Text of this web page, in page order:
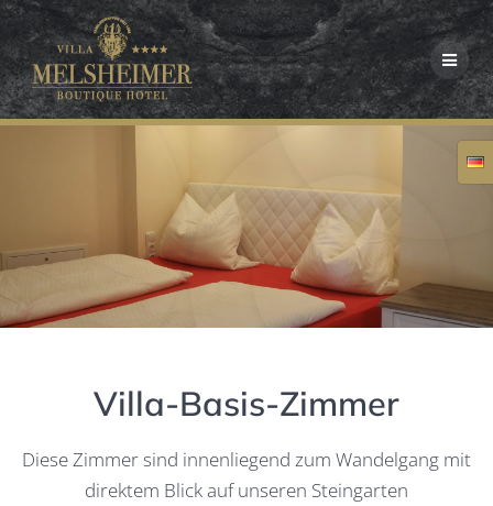
Skip
to
content
Villa-Basis-Zimmer
Diese Zimmer sind innenliegend zum Wandelgang mit
direktem Blick auf unseren Steingarten